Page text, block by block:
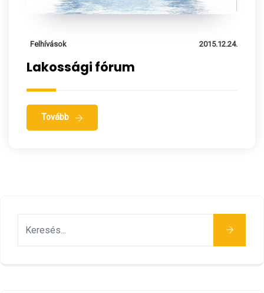
Felhívások 2015.12.24.
Lakossági fórum
Tovább